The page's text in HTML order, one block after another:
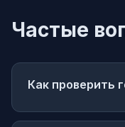
Частые
Как проверить